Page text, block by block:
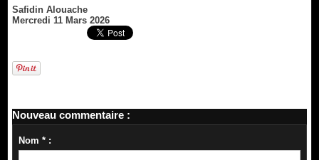
Safidin Alouache
Mercredi 11 Mars 2026
Nouveau commentaire :
Nom * :